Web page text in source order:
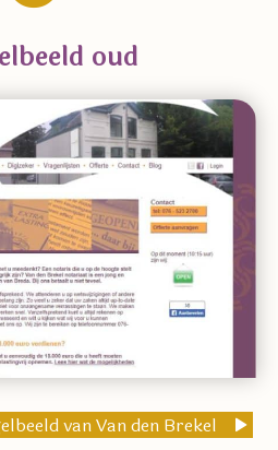
oud
van Van den Brekel